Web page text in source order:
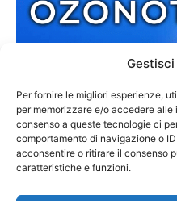
Gestisci
Per fornire le migliori esperienze,
per memorizzare e/o accedere
consenso a queste tecnologie ci
comportamento di navigazione o
acconsentire o ritirare il consenso
caratteristiche e funzioni.